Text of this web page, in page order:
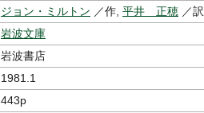
ジョン・ミルトン ／作, 平井 正穂 ／
岩波文庫
岩波書店
1981.1
443p